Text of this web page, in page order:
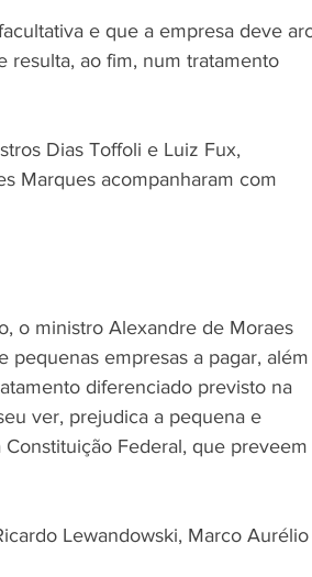
e que a empresa deve
resulta, ao fim, num tratamento
Dias Toffoli e Luiz Fux,
Marques acompanharam com
o ministro Alexandre de Moraes
pequenas empresas a pagar, além
diferenciado previsto na
ver, prejudica a pequena e
Federal, que preveem
Lewandowski, Marco